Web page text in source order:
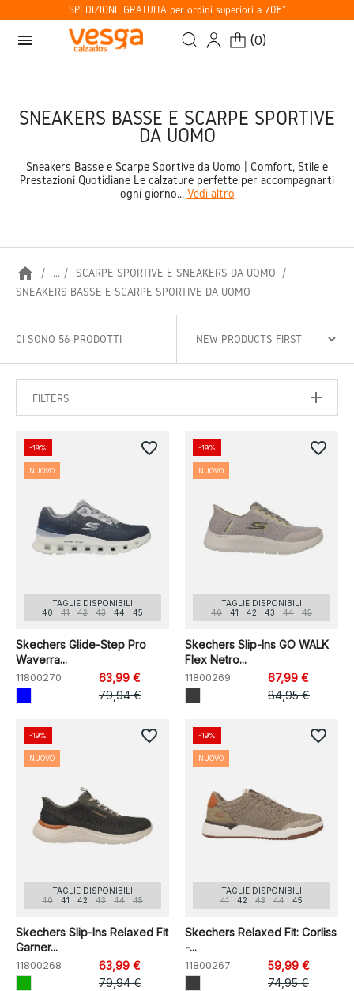
SPEDIZIONE GRATUITA per ordini superiori a 70€*
menu (0)
SNEAKERS BASSE E SCARPE SPORTIVE
DA UOMO
Sneakers Basse e Scarpe Sportive da Uomo | Comfort, Stile e
Prestazioni Quotidiane Le calzature perfette per accompagnarti
ogni giorno... Vedi altro
home ...
SCARPE SPORTIVE E SNEAKERS DA UOMO
SNEAKERS BASSE E SCARPE SPORTIVE DA UOMO
CI SONO 56 PRODOTTI
FILTERS
TAGLIE DISPONIBILI
40
41 42 43 44 45
Skechers Glide-Step Pro
Waverra...
11800270
63,99 €
79,94 €
-19%
NUOVO
favorite_border
TAGLIE DISPONIBILI
40
41 42 43 44 45
Skechers Slip-Ins GO WALK
Flex Netro...
11800269
67,99 €
84,95 €
-19%
NUOVO
favorite_border
TAGLIE DISPONIBILI
40
41 42 43 44 45
Skechers Slip-Ins Relaxed Fit
Garner...
11800268
63,99 €
79,94 €
-19%
NUOVO
favorite_border
TAGLIE DISPONIBILI
41
42 43 44 45
Skechers Relaxed Fit: Corliss
-...
11800267
59,99 €
74,95 €
-19%
NUOVO
favorite_border